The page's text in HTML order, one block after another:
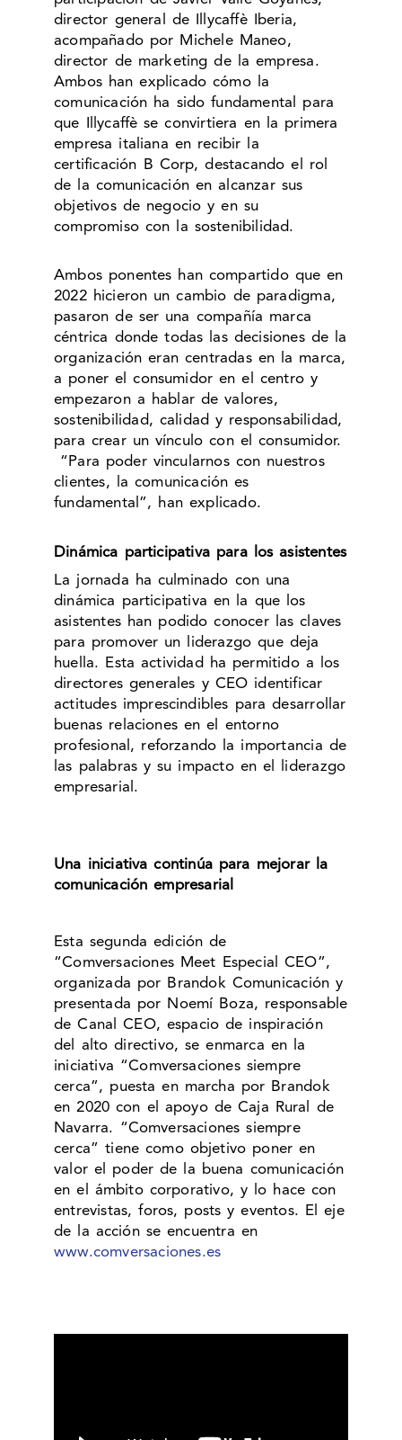
director general de Illycaffè Iberia,
acompañado por Michele Maneo,
director de marketing de la empresa.
Ambos han explicado cómo la
comunicación ha sido fundamental para
que Illycaffè se convirtiera en la primera
empresa italiana en recibir la
certificación B Corp, destacando el rol
de la comunicación en alcanzar sus
objetivos de negocio y en su
compromiso con la sostenibilidad.
Ambos ponentes han compartido que en
2022 hicieron un cambio de paradigma,
pasaron de ser una compañía marca
céntrica donde todas las decisiones de la
organización eran centradas en la marca,
a poner el consumidor en el centro y
empezaron a hablar de valores,
sostenibilidad, calidad y responsabilidad,
para crear un vínculo con el consumidor.
“Para poder vincularnos con nuestros
clientes, la comunicación es
fundamental”, han explicado.
Dinámica participativa para los asistentes
La jornada ha culminado con una
dinámica participativa en la que los
asistentes han podido conocer las claves
para promover un liderazgo que deja
huella. Esta actividad ha permitido a los
directores generales y CEO identificar
actitudes imprescindibles para desarrollar
buenas relaciones en el entorno
profesional, reforzando la importancia de
las palabras y su impacto en el liderazgo
empresarial.
Una iniciativa continúa para mejorar la
comunicación empresarial
Esta segunda edición de
“Comversaciones Meet Especial CEO”,
organizada por Brandok Comunicación y
presentada por Noemí Boza, responsable
de Canal CEO, espacio de inspiración
del alto directivo, se enmarca en la
iniciativa “Comversaciones siempre
cerca”, puesta en marcha por Brandok
en 2020 con el apoyo de Caja Rural de
Navarra. “Comversaciones siempre
cerca” tiene como objetivo poner en
valor el poder de la buena comunicación
en el ámbito corporativo, y lo hace con
entrevistas, foros, posts y eventos. El eje
de la acción se encuentra en
www.comversaciones.es